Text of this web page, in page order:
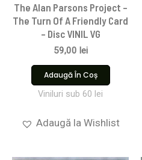
The Alan Parsons Project –
The Turn Of A Friendly Card
– Disc VINIL VG
59,00 lei
Adaugă În Coș
Viniluri sub 60 lei
Adaugă la Wishlist